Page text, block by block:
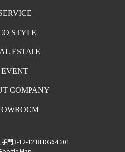
STYLE
ESTATE
EVENT
COMPANY
門3-12-12 BLDG64 201